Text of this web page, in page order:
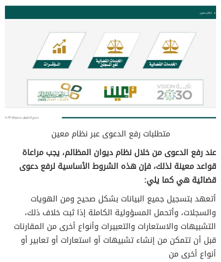
متطلبات رفع الدعوى عبر نظام معين
عند رفع الدعوى من خلال نظام ديوان المظالم، يجب مراعاة
قواعد معينة لذلك، فإن هذه الشروط الأساسية لرفع دعوى
قضائية هي كما يلي:
أتعهد بتسجيل جميع البيانات بشكل صحيح ومن الهويات
والسجلات، وأتحمل المسؤولية الكاملة إذا ثبت خلاف ذلك،
التشبيهات والاستعارات والتعبيرات وأنواع أخرى من المقارنات
قبل أن تتمكن من إنشاء تشبيهات أو استعارات أو تعابير أو
أنواع أخرى من